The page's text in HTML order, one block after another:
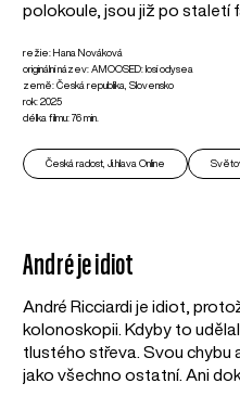
polokoule, jsou již po staletí
režie: Hana Nováková
originální název: AMOOSED: losí odysea
země: Česká republika, Slovensko
rok: 2025
délka filmu: 76 min.
Česká radost, Ji.hlava Online
André je idiot
André Ricciardi je idiot,
kolonoskopii. Kdyby to
tlustého střeva. Svou chybu
jako všechno ostatní. Ani